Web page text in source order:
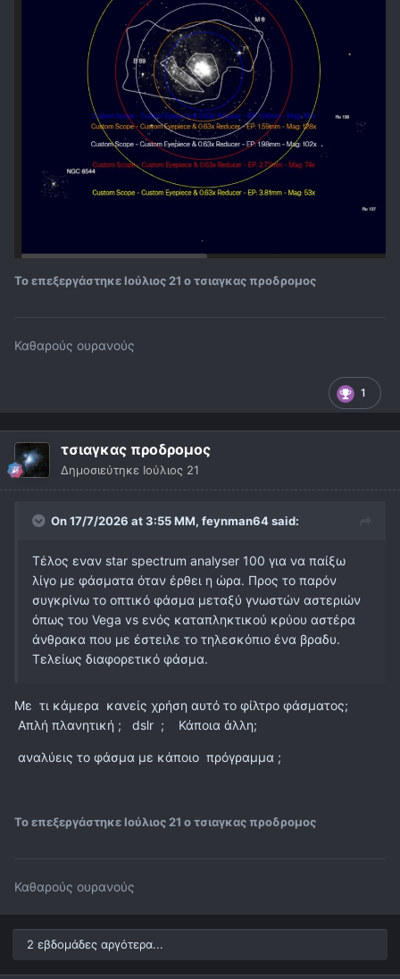
Το επεξεργάστηκε Ιούλιος 21 ο τσιαγκας προδρομος
1
Καθαρούς ουρανούς
τσιαγκας προδρομος
Δημοσιεύτηκε Ιούλιος 21
On 17/7/2026 at 3:55 ΜΜ, feynman64said:
Τέλος εναν star spectrum analyser 100 για να παίξω
λίγο με φάσματα όταν έρθει η ώρα. Προς το παρόν
συγκρίνω το οπτικό φάσμα μεταξύ γνωστών αστεριών
όπως του Vega vs ενός καταπληκτικού κρύου αστέρα
άνθρακα που με έστειλε το τηλεσκόπιο ένα βραδυ.
Τελείως διαφορετικό φάσμα.
Με τι κάμερα κανείς χρήση αυτό το φίλτρο φάσματος;
Απλή πλανητική ; dslr ; Κάποια άλλη;
αναλύεις το φάσμα με κάποιο πρόγραμμα ;
Το επεξεργάστηκε Ιούλιος 21 ο τσιαγκας προδρομος
Καθαρούς ουρανούς
2 εβδομάδες αργότερα...